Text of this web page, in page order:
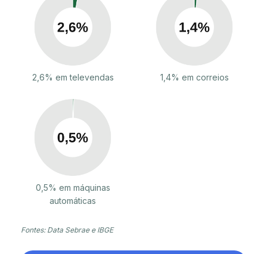
2,6% em televendas 1,4% em correios
0,5% em máquinas
automáticas
Fontes: Data Sebrae e IBGE